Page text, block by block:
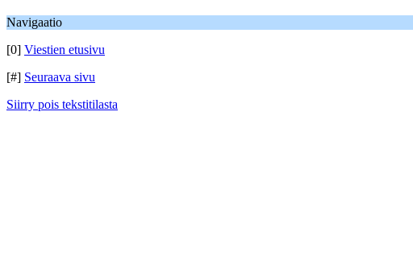
Navigaatio
[0] Viestien etusivu
[#] Seuraava sivu
Siirry pois tekstitilasta